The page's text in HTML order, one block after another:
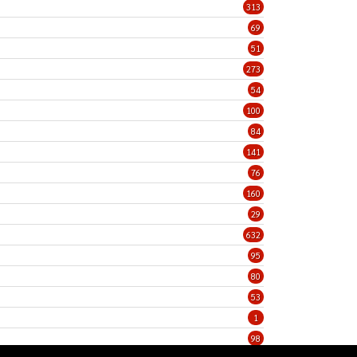
313
69
51
273
54
100
84
141
76
160
29
632
95
80
53
1
98